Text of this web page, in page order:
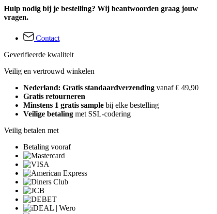
Hulp nodig bij je bestelling? Wij beantwoorden graag jouw
vragen.
Contact
Geverifieerde kwaliteit
Veilig en vertrouwd winkelen
Nederland: Gratis standaardverzending vanaf € 49,90
Gratis retourneren
Minstens 1 gratis sample bij elke bestelling
Veilige betaling met SSL-codering
Veilig betalen met
Betaling vooraf